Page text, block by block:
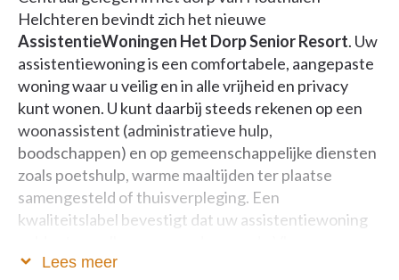
Helchteren bevindt zich het nieuwe
AssistentieWoningen Het Dorp Senior Resort. Uw
assistentiewoning is een comfortabele, aangepaste
woning waar u veilig en in alle vrijheid en privacy
kunt wonen. U kunt daarbij steeds rekenen op een
woonassistent (administratieve hulp,
boodschappen) en op gemeenschappelijke diensten
zoals poetshulp, warme maaltijden ter plaatse
samengesteld of thuisverpleging. Een
kwaliteitslabel bevestigt dat uw assistentiewoning
overheid.
Lees meer